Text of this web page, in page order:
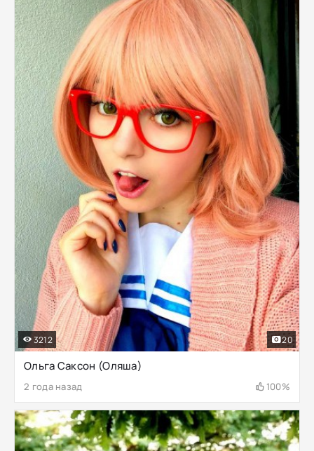
Ольга Саксон (Оляша)
2 года назад 100%
3212 20